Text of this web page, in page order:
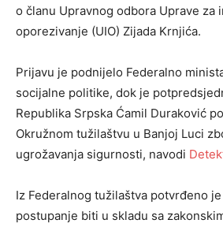
o članu Upravnog odbora Uprave za
oporezivanje (UIO) Zijada Krnjića.
Prijavu je podnijelo Federalno
socijalne politike, dok je
Republika Srpska Ćamil Duraković
Okružnom tužilaštvu u Banjoj Luci
ugrožavanja sigurnosti, navodi
Iz Federalnog tužilaštva potvrđeno
postupanje biti u skladu sa